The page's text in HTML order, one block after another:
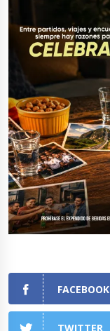
FACEBOOK
TWITTER